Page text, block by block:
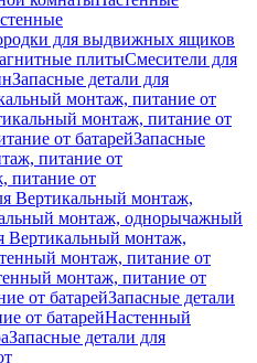
для выдвижных ящиков
плитыСмесители для
Запасные детали для
монтаж, питание от
монтаж, питание от
от батарейЗапасные
питание от
питание от
Вертикальный монтаж,
монтаж, однорычажный
Вертикальный монтаж,
монтаж, питание от
монтаж, питание от
от батарейЗапасные детали
от батарейНастенный
Запасные детали для